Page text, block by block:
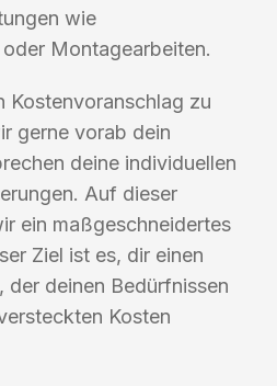
wie
Montagearbeiten.
Kostenvoranschlag zu
gerne vorab dein
deine individuellen
Auf dieser
ein maßgeschneidertes
Ziel ist es, dir einen
der deinen Bedürfnissen
Kosten